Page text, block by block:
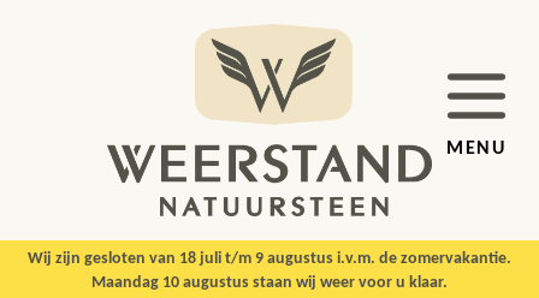
MENU
Wij zijn gesloten van 18 juli t/m 9 augustus i.v.m. de zomervakantie.
Maandag 10 augustus staan wij weer voor u klaar.